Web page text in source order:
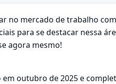
no mercado de trabalho
para se destacar nessa
agora mesmo!
outubro de 2025 e